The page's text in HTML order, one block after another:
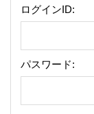
ログインID:
パスワード: